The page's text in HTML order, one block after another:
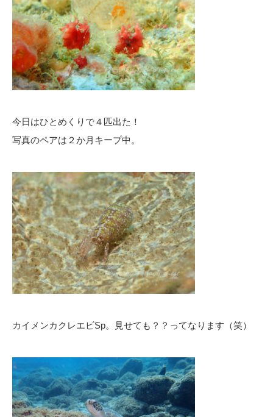
今日はひとめくりで４匹出た！
写真のペアは２か月キープ中。
カイメンカクレエビSp。見せても？？ってなります（笑）